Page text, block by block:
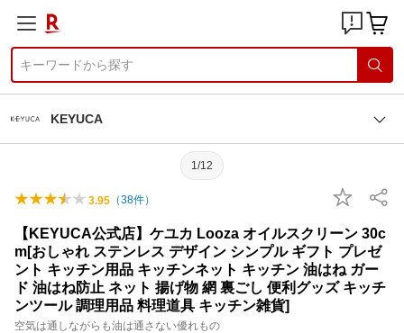
KEYUCA
1/12
3.95 （38件）
【KEYUCA公式店】ケユカ Looza オイルスクリーン 30c
m[おしゃれ ステンレス デザイン シンプル ギフト プレゼ
ント キッチン用品 キッチンネット キッチン 油はね ガー
ド 油はね防止 ネット 揚げ物 網 裏ごし 便利グッズ キッチ
ンツール 調理用品 料理道具 キッチン雑貨]
空気は通しながらも油は通さない優れもの